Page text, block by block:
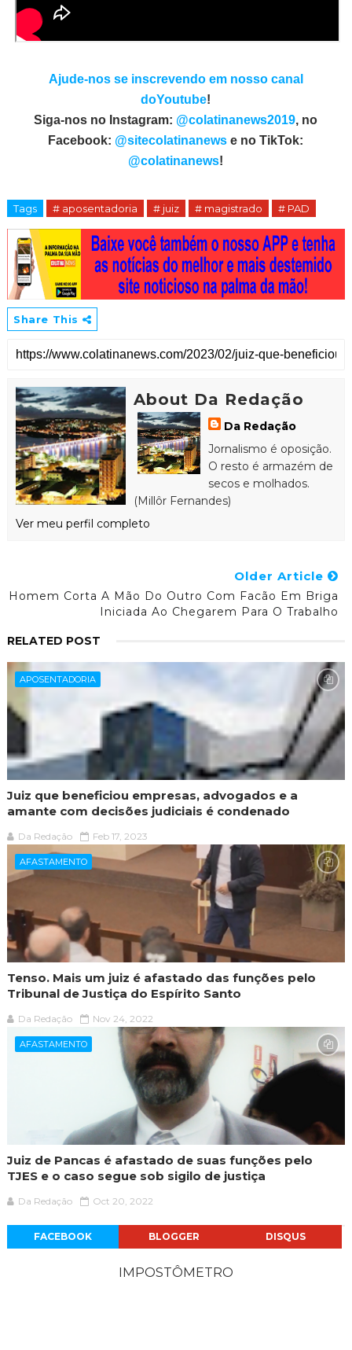
Ajude-nos se inscrevendo em nosso canal
doYoutube!
Siga-nos no Instagram: @colatinanews2019, no
Facebook: @sitecolatinanews e no TikTok:
@colatinanews!
Tags # aposentadoria # juiz # magistrado # PAD
Share This
About Da Redação
Da Redação
Jornalismo é oposição.
O resto é armazém de
secos e molhados.
(Millôr Fernandes)
Ver meu perfil completo
Older Article
Homem Corta A Mão Do Outro Com Facão Em Briga
Iniciada Ao Chegarem Para O Trabalho
RELATED POST
APOSENTADORIA
Juiz que beneficiou empresas, advogados e a
amante com decisões judiciais é condenado
Da Redação Feb 17, 2023
AFASTAMENTO
Tenso. Mais um juiz é afastado das funções pelo
Tribunal de Justiça do Espírito Santo
Da Redação Nov 24, 2022
AFASTAMENTO
Juiz de Pancas é afastado de suas funções pelo
TJES e o caso segue sob sigilo de justiça
Da Redação Oct 20, 2022
FACEBOOK BLOGGER DISQUS
IMPOSTÔMETRO